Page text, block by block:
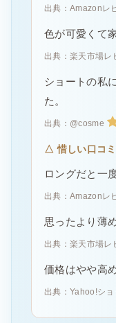
出典：Amazonレ
色が可愛くて
出典：楽天市場レ
ショートの私
た。
出典：@cosme
△ 惜しい口コミ
ロングだと一
出典：Amazonレ
思ったより薄
出典：楽天市場レ
価格はやや高
出典：Yahoo!シ